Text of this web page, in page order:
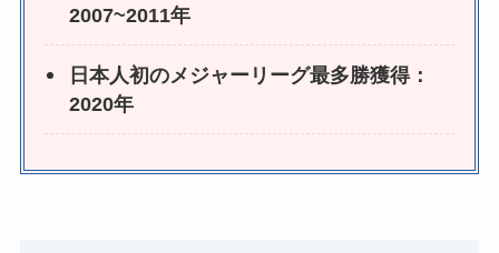
2007~2011年
日本人初のメジャーリーグ最多勝獲得：
2020年